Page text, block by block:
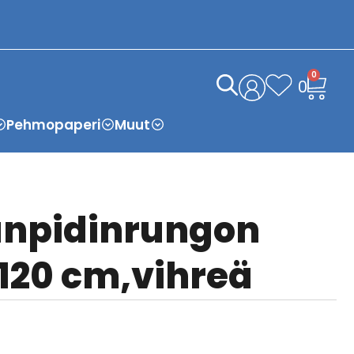
0
0
Pehmopaperi Muut
cm,vihreä